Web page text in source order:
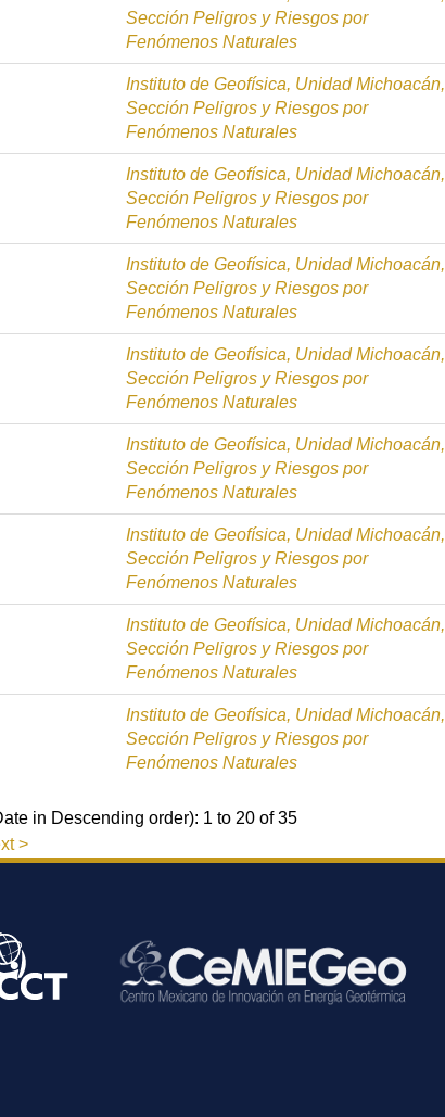
Sección Peligros y Riesgos por
Fenómenos Naturales
Instituto de Geofísica, Unidad Michoacán,
Sección Peligros y Riesgos por
Fenómenos Naturales
Instituto de Geofísica, Unidad Michoacán,
Sección Peligros y Riesgos por
Fenómenos Naturales
Instituto de Geofísica, Unidad Michoacán,
Sección Peligros y Riesgos por
Fenómenos Naturales
Instituto de Geofísica, Unidad Michoacán,
Sección Peligros y Riesgos por
Fenómenos Naturales
Instituto de Geofísica, Unidad Michoacán,
Sección Peligros y Riesgos por
Fenómenos Naturales
Instituto de Geofísica, Unidad Michoacán,
Sección Peligros y Riesgos por
Fenómenos Naturales
Instituto de Geofísica, Unidad Michoacán,
Sección Peligros y Riesgos por
Fenómenos Naturales
Instituto de Geofísica, Unidad Michoacán,
Sección Peligros y Riesgos por
Fenómenos Naturales
in Descending order): 1 to 20 of 35
>